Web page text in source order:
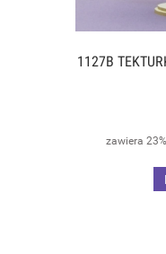
1127B
zawiera